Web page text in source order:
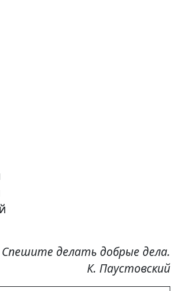
Спешите делать добрые дела.
К. Паустовский